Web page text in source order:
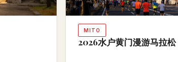
MITO
2026水户黄门漫游马拉松